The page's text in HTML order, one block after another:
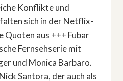
Konflikte und
sich in der Netflix-
Quoten aus +++ Fubar
Fernsehserie mit
und Monica Barbaro.
Santora, der auch als